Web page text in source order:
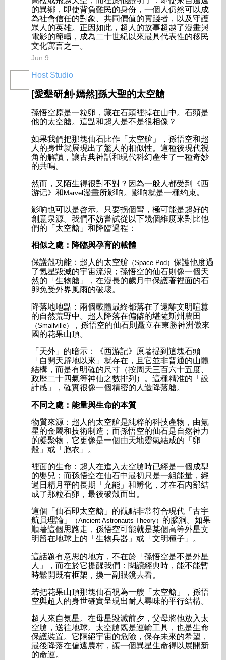
的異鄉，即使背負難民的身份，一個人仍然可以成
為社會信任的對象、共同價值的實踐者，以及守護
眾人的英雄。正因如此，超人的故事超越了漫畫與
電影的範疇，成為二十世紀以來最具代表性的移民
文化寓言之一。
Jun 9
Host Studio
[愛墾研創·嫣然]孫大聖的太空艙
孫悟空原是一粒卵，藏在石頭裡掉在山中。石頭是
他的太空艙。這點和超人是不是很相像？
如果我們把那塊仙石比作「太空艙」，孫悟空和超
人的身世就展現出了驚人的相似性。這種後現代視
角的解讀，讓古典神話和現代科幻產生了一種奇妙
的共鳴。
然而，又陌生得很對不對？因為一般人都受到《西
游记》和 Marvel 漫畫所影响。影响就是一種约束。
影响也可以是啓示。只要拐個彎，極可能是超好的
創意泉源。我們不妨嘗試從以下幾個維度來對比他
們的「太空艙」和降臨過程：
相似之處：降臨與孕育的載體
保護殼功能：超人的太空艙 （Space Pod） 保護他度過
了氪星毀滅的宇宙流浪；孫悟空的仙石則像一個天
然的「生物艙」，在漫長的歲月中保護著裡面的石
卵免受外界風雨的破壞。
降落地地點：兩個載體最終都落在了遠離文明喧囂
的自然荒野中。超人降落在偏僻的堪薩斯州農田
（Smallville）
，孫悟空的仙石則矗立在東勝神洲傲來
國的花果山頂。
「天外」的暗示：《西游記》原著提到這塊石頭
「自開天辟地以來」就存在，且它並非普通的山體
結構，而是有明確的尺寸（按周天三百六十五度、
政歷二十四氣等神仙之數排列）。這種精准的「設
計感」，確實很像一個精密的人造降落艙。
不同之處：能量與生命的本質
物質來源：超人的太空艙是純粹的科技產物，由氪
星的金屬和技術制造；而孫悟空的仙石是自然神力
的凝聚物，它更像是一個由天地靈氣結成的「卵
殼」或「胞衣」。
裡面的生命：超人在進入太空艙時已經是一個成型
的嬰兒；而孫悟空在仙石中最初只是一組能量，經
過日精月華的長期「充能」和孵化，才在石內部結
成了那粒石卵，最後破殼而出。
這個「仙石即太空艙」的觀點非常符合現代「古宇
航員理論」
（Ancient Astronauts Theory） 的腦洞。如果
順著這個思路走，孫悟空可能就是某個高等外星文
明留在地球上的「生物兵器」或「文明種子」。
這話題有意思的地方，不在於「孫悟空是不是外星
人」，而在於它提醒我們：閱讀經典時，能不能暫
時鬆開既有框架，換一副眼鏡去看。
若把花果山頂那塊仙石視為一艘「太空艙」，孫悟
空與超人的身世確實呈現出耐人尋味的平行結構。
超人來自氪星。在母星毀滅前夕，父母將他放入太
空艙，送往地球。太空艙既是運輸工具，也是生命
保護裝置。它隔絕宇宙的危險，保存未來的希望，
最後降落在偏遠農村，讓一個異星生命得以展開新
的命運。